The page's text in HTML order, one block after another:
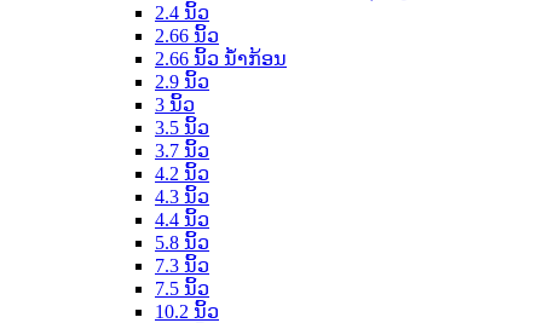
2.4 ນິ້ວ
2.66 ນິ້ວ
2.66 ນິ້ວ ນ້ຳກ້ອນ
2.9 ນິ້ວ
3 ນິ້ວ
3.5 ນິ້ວ
3.7 ນິ້ວ
4.2 ນິ້ວ
4.3 ນິ້ວ
4.4 ນິ້ວ
5.8 ນິ້ວ
7.3 ນິ້ວ
7.5 ນິ້ວ
10.2 ນິ້ວ